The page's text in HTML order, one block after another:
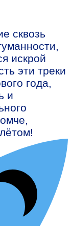
сквозь
искрой
эти треки
года,
и